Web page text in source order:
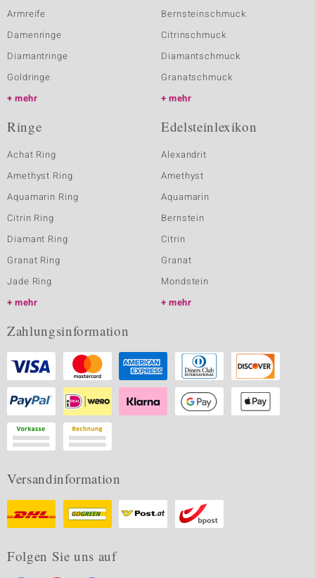
Armreife
Damenringe
Diamantringe
Goldringe
mehr
Bernsteinschmuck
Citrinschmuck
Diamantschmuck
Granatschmuck
mehr
Ringe
Achat Ring
Amethyst Ring
Aquamarin Ring
Citrin Ring
Diamant Ring
Granat Ring
Jade Ring
mehr
Edelsteinlexikon
Alexandrit
Amethyst
Aquamarin
Bernstein
Citrin
Granat
Mondstein
mehr
Zahlungsinformation
Versandinformation
Folgen Sie uns auf